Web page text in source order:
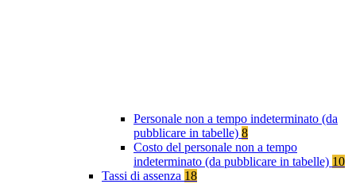
Personale non a tempo indeterminato (da
pubblicare in tabelle) 8
Costo del personale non a tempo
indeterminato (da pubblicare in tabelle) 10
Tassi di assenza 18